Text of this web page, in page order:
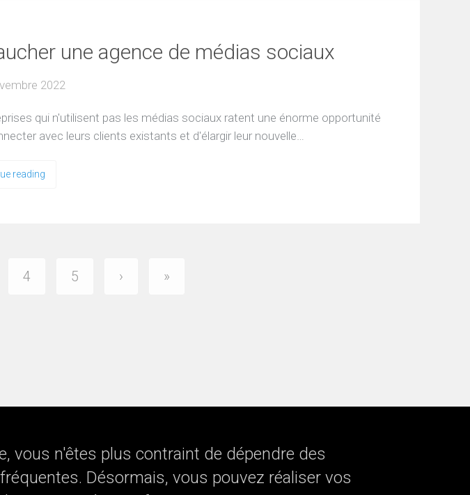
une agence de médias sociaux
2022
qui n'utilisent pas les médias sociaux ratent une énorme opportunité
avec leurs clients existants et d'élargir leur nouvelle…
reading
4 5 › »
vous n'êtes plus contraint de dépendre des
Désormais, vous pouvez réaliser vos